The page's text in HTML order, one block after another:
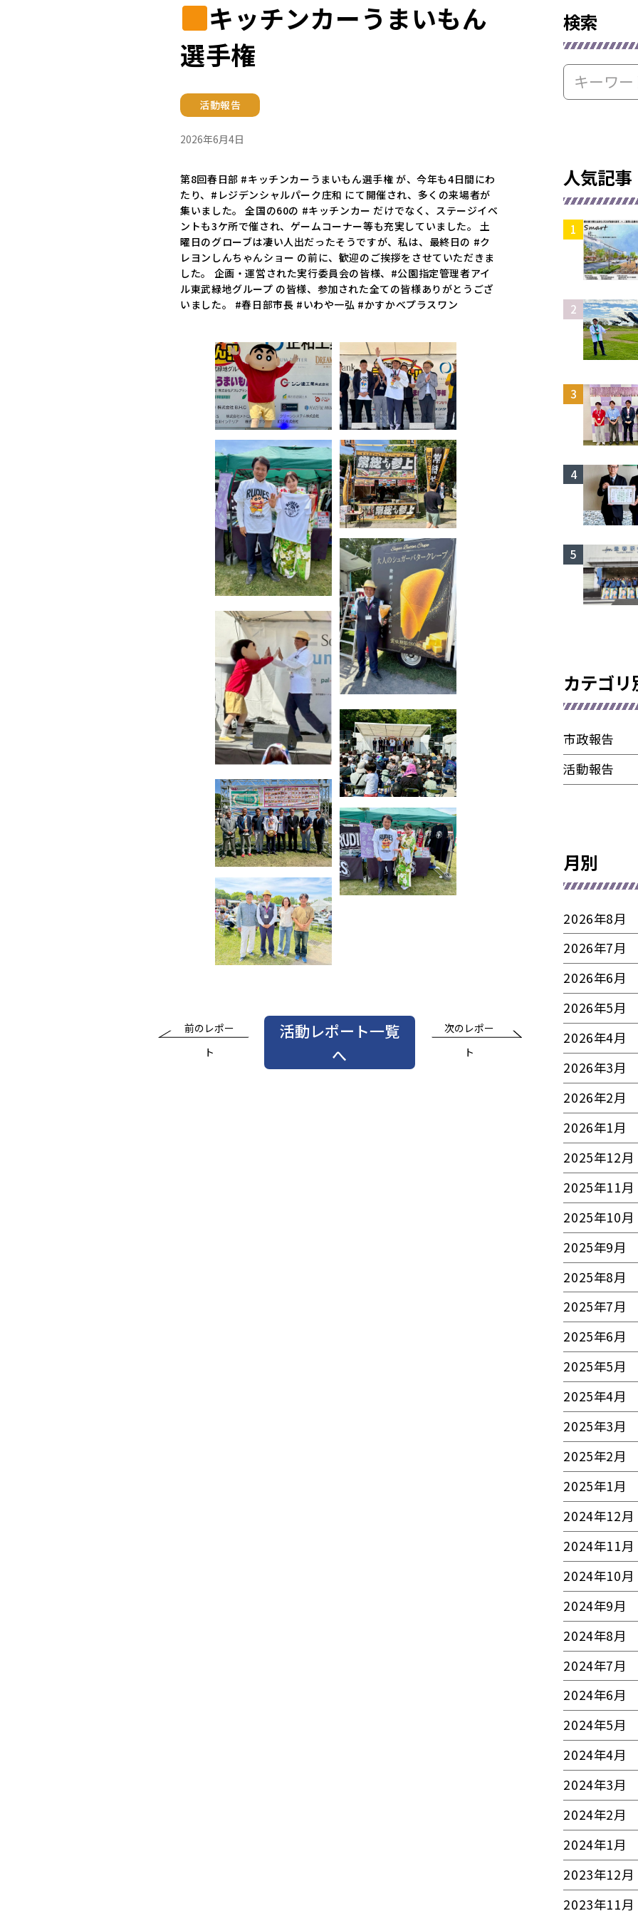
キッチンカーうまいもん
選手権
活動報告
2026年6月4日
第8回春日部 #キッチンカーうまいもん選手権 が、今年も4日間にわ
たり、#レジデンシャルパーク庄和 にて開催され、多くの来場者が
集いました。 全国の60の #キッチンカー だけでなく、ステージイベ
ントも3ケ所で催され、ゲームコーナー等も充実していました。 土
曜日のグローブは凄い人出だったそうですが、私は、最終日の #ク
レヨンしんちゃんショー の前に、歓迎のご挨拶をさせていただきま
した。 企画・運営された実行委員会の皆様、#公園指定管理者アイ
ル東武緑地グループ の皆様、参加された全ての皆様ありがとうござ
いました。 #春日部市長 #いわや一弘 #かすかべプラスワン
前のレポー
ト
活動レポート一覧
へ
次のレポー
ト
検索
人気記事
カテゴリ
市政報告
活動報告
月別
2026年8月
2026年7月
2026年6月
2026年5月
2026年4月
2026年3月
2026年2月
2026年1月
2025年12月
2025年11月
2025年10月
2025年9月
2025年8月
2025年7月
2025年6月
2025年5月
2025年4月
2025年3月
2025年2月
2025年1月
2024年12月
2024年11月
2024年10月
2024年9月
2024年8月
2024年7月
2024年6月
2024年5月
2024年4月
2024年3月
2024年2月
2024年1月
2023年12月
2023年11月